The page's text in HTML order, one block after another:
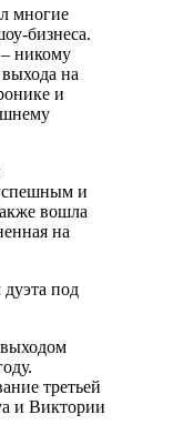
многие
бизнеса.
никому
на
и
и
вошла
на
под
третьей
и Виктории